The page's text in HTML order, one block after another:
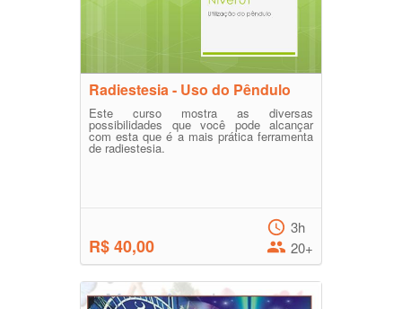
Radiestesia - Uso do Pêndulo
Este curso mostra as diversas
possibilidades que você pode alcançar
com esta que é a mais prática ferramenta
de radiestesia.
R$ 40,00
3h
20+